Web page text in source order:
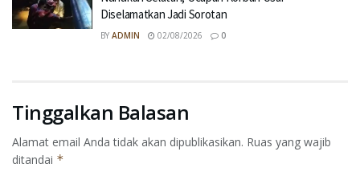
Diselamatkan Jadi Sorotan
BY ADMIN 02/08/2026 0
Tinggalkan Balasan
Alamat email Anda tidak akan dipublikasikan. Ruas yang wajib
ditandai *